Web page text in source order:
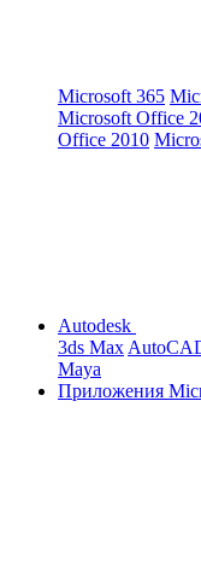
Microsoft 365
Microsoft Office
Office 2010
Autodesk
3ds Max
Maya
Приложения